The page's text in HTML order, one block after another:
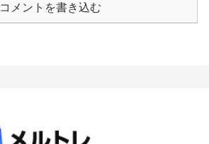
コメントを書き込む